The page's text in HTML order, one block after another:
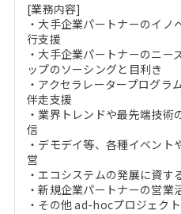
[業務内容]
・大手企業パートナーのイ
行支援
・大手企業パートナーのニー
ップのソーシングと目利き
・アクセラレータープログラ
伴走支援
・業界トレンドや最先端技
信
・デモデイ等、各種イベン
営
・エコシステムの発展に資す
・新規企業パートナーの営業
・その他 ad-hocプロジェク